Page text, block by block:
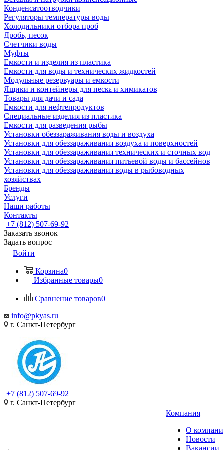
Конденсатоотводчики
Регуляторы температуры воды
Холодильники отбора проб
Дробь, песок
Счетчики воды
Муфты
Емкости и изделия из пластика
Емкости для воды и технических жидкостей
Модульные резервуары и емкости
Ящики и контейнеры для песка и химикатов
Товары для дачи и сада
Емкости для нефтепродуктов
Специальные изделия из пластика
Емкости для разведения рыбы
Установки обеззараживания воды и воздуха
Установки для обеззараживания воздуха и поверхностей
Установки для обеззараживания технических и сточных вод
Установки для обеззараживания питьевой воды и бассейнов
Установки для обеззараживания воды в рыбоводных
хозяйствах
Бренды
Услуги
Наши работы
Контакты
+7 (812) 507-69-92
Заказать звонок
Задать вопрос
Войти
Корзина0
Избранные товары0
Сравнение товаров0
info@pkyas.ru
г. Санкт-Петербург
+7 (812) 507-69-92
г. Санкт-Петербург
Компания
О
Новости
Вакансии